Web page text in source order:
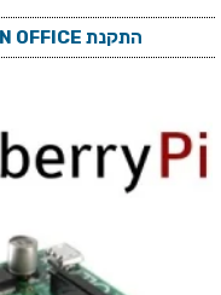
התקנת OPEN OFFICE במחשב RASPBERRY PI